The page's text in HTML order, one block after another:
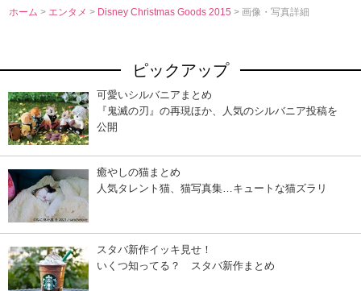
ホーム > エンタメ> Disney Christmas Goods 2015> 画像・写真詳細
ピックアップ
可愛いシルバニアまとめ
『鬼滅の刃』の再現ほか、人気のシルバニア投稿を
公開
癒やしの猫まとめ
人気タレント猫、猫写真集…キュートな猫ズラリ
スタバ新作イッキ見せ！
いくつ知ってる？ スタバ新作まとめ